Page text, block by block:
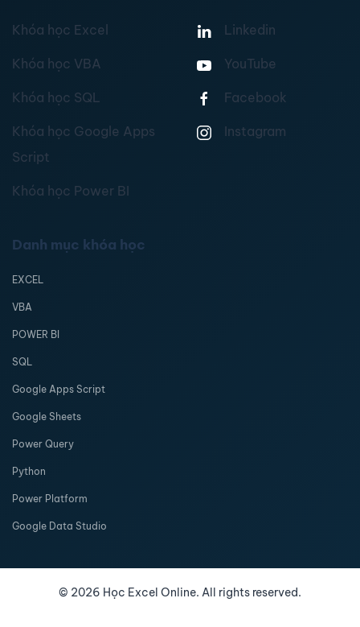
Khóa học Excel
Khóa học VBA
Khóa học SQL
Khóa học Google Apps
Script
Khóa học Power BI
Linkedin
YouTube
Facebook
Instagram
Danh mục khóa học
EXCEL
VBA
POWER BI
SQL
Google Apps Script
Google Sheets
Power Query
Python
Power Platform
Google Data Studio
© 2026 Học Excel Online. All rights reserved.